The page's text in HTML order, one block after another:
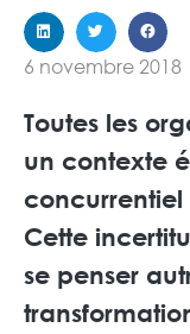
6 novembre 2018
Toutes les
un contexte
concurrentiel
Cette
se penser